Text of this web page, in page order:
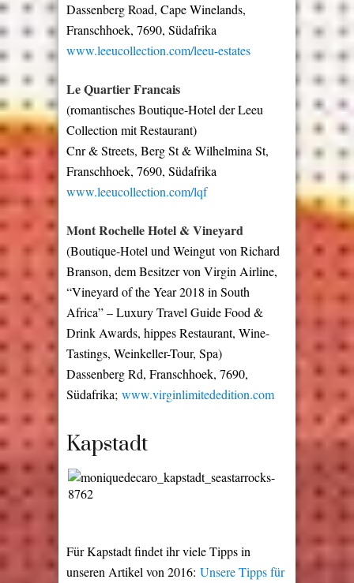
Dassenberg Road, Cape Winelands,
Franschhoek, 7690, Südafrika
www.leeucollection.com/leeu-estates
Le Quartier Francais
(romantisches Boutique-Hotel der Leeu
Collection mit Restaurant)
Cnr & Streets, Berg St & Wilhelmina St,
Franschhoek, 7690, Südafrika
www.leeucollection.com/lqf
Mont Rochelle Hotel & Vineyard
(Boutique-Hotel und Weingutvon Richard
Branson, dem Besitzer von Virgin Airline,
“Vineyard of the Year 2018 in South
Africa” – Luxury Travel Guide Food &
Drink Awards, hippes Restaurant, Wine-
Tastings, Weinkeller-Tour, Spa)
Dassenberg Rd, Franschhoek, 7690,
Südafrika; www.virginlimitededition.com
Kapstadt
Für Kapstadt findet ihr viele Tipps in
unseren Artikel von 2016: Unsere Tipps für